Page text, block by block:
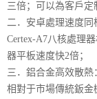
三倍；可以為客戶定
二．安卓處理速度
Certex-A7八核處理
器平板速度快2倍；
三．鋁合金高效散熱
相對于市場傳統鈑金